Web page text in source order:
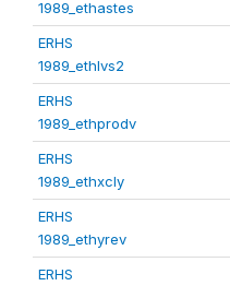
1989_ethastes
ERHS
1989_ethlvs2
ERHS
1989_ethprodv
ERHS
1989_ethxcly
ERHS
1989_ethyrev
ERHS